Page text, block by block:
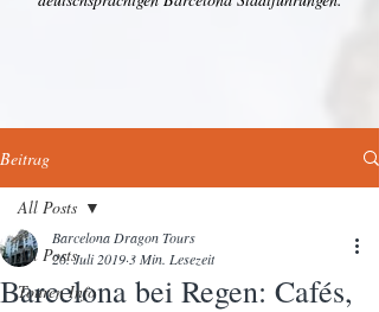
Beitrag
All Posts
Touren Info
All Posts
Barcelona bei Regen: Cafés,
Barcelona Dragon Tours
26. Juli 2019 3 Min. Lesezeit